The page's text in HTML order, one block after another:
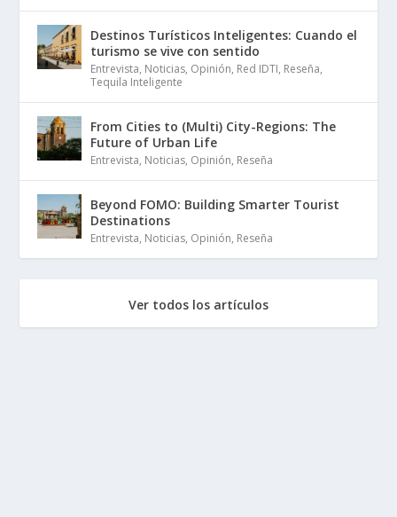
Destinos Turísticos Inteligentes: Cuando el
turismo se vive con sentido
Entrevista, Noticias, Opinión, Red IDTI, Reseña,
Tequila Inteligente
From Cities to (Multi) City-Regions: The
Future of Urban Life
Entrevista, Noticias, Opinión, Reseña
Beyond FOMO: Building Smarter Tourist
Destinations
Entrevista, Noticias, Opinión, Reseña
Ver todos los artículos